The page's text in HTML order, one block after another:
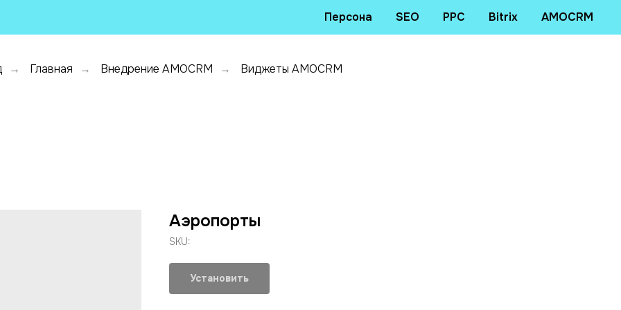
Персона SEO PPC Bitrix AMOCRM
→ Главная → Внедрение AMOCRM → Виджеты AMOCRM
Аэропорты
SKU:
Установить